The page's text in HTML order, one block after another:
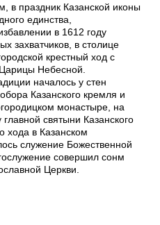
в праздник Казанской иконы
единства,
в 1612 году
захватчиков, в столице
крестный ход с
Небесной.
началось у стен
Казанского кремля и
монастыре, на
святыни Казанского
хода в Казанском
служение Божественной
совершил сонм
Церкви.